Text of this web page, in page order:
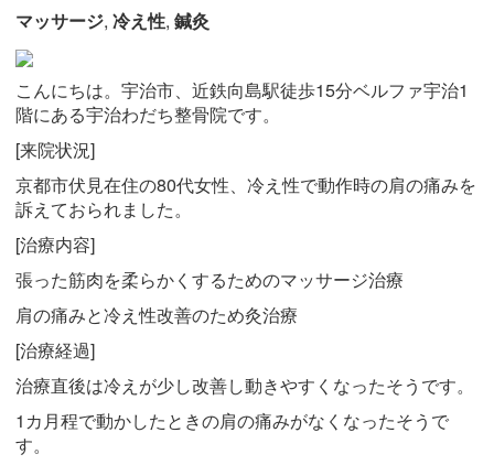
マッサージ, 冷え性, 鍼灸
こんにちは。宇治市、近鉄向島駅徒歩15分ベルファ宇治1
階にある宇治わだち整骨院です。
[来院状況]
京都市伏見在住の80代女性、冷え性で動作時の肩の痛みを
訴えておられました。
[治療内容]
張った筋肉を柔らかくするためのマッサージ治療
肩の痛みと冷え性改善のため灸治療
[治療経過]
治療直後は冷えが少し改善し動きやすくなったそうです。
1カ月程で動かしたときの肩の痛みがなくなったそうで
す。